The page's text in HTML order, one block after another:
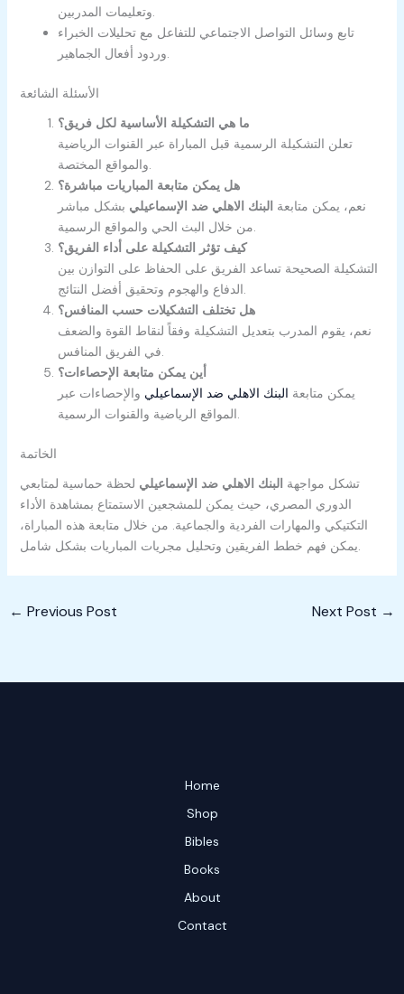
وتعليمات المدربين.
تابع وسائل التواصل الاجتماعي للتفاعل مع تحليلات الخبراء
وردود أفعال الجماهير.
الأسئلة الشائعة
ما هي التشكيلة الأساسية لكل فريق؟
تعلن التشكيلة الرسمية قبل المباراة عبر القنوات الرياضية
والمواقع المختصة.
هل يمكن متابعة المباريات مباشرة؟
نعم، يمكن متابعة البنك الاهلي ضد الإسماعيلي بشكل مباشر
من خلال البث الحي والمواقع الرسمية.
كيف تؤثر التشكيلة على أداء الفريق؟
التشكيلة الصحيحة تساعد الفريق على الحفاظ على التوازن بين
الدفاع والهجوم وتحقيق أفضل النتائج.
هل تختلف التشكيلات حسب المنافس؟
نعم، يقوم المدرب بتعديل التشكيلة وفقاً لنقاط القوة والضعف
في الفريق المنافس.
أين يمكن متابعة الإحصاءات؟
يمكن متابعة البنك الاهلي ضد الإسماعيلي والإحصاءات عبر
المواقع الرياضية والقنوات الرسمية.
الخاتمة
تشكل مواجهة البنك الاهلي ضد الإسماعيلي لحظة حماسية لمتابعي
الدوري المصري، حيث يمكن للمشجعين الاستمتاع بمشاهدة الأداء
التكتيكي والمهارات الفردية والجماعية. من خلال متابعة هذه المباراة،
← Previous Post Next Post →
Home
Shop
Bibles
Books
About
Contact